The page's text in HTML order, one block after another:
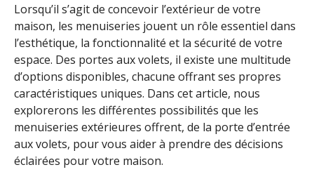
Lorsqu’il s’agit de concevoir l’extérieur de votre
maison, les menuiseries jouent un rôle essentiel dans
l’esthétique, la fonctionnalité et la sécurité de votre
espace. Des portes aux volets, il existe une multitude
d’options disponibles, chacune offrant ses propres
caractéristiques uniques. Dans cet article, nous
explorerons les différentes possibilités que les
menuiseries extérieures offrent, de la porte d’entrée
aux volets, pour vous aider à prendre des décisions
éclairées pour votre maison.